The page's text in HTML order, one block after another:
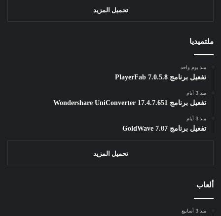
تحميل المزيد
ملتميديا
منذ يوم واحد
تفعيل برنامج PlayerFab 7.0.5.8
منذ 3 أيام
تفعيل برنامج Wondershare UniConverter 17.4.7.651
منذ 3 أيام
تفعيل برنامج GoldWave 7.07
تحميل المزيد
ألعاب
منذ 3 أسابيع